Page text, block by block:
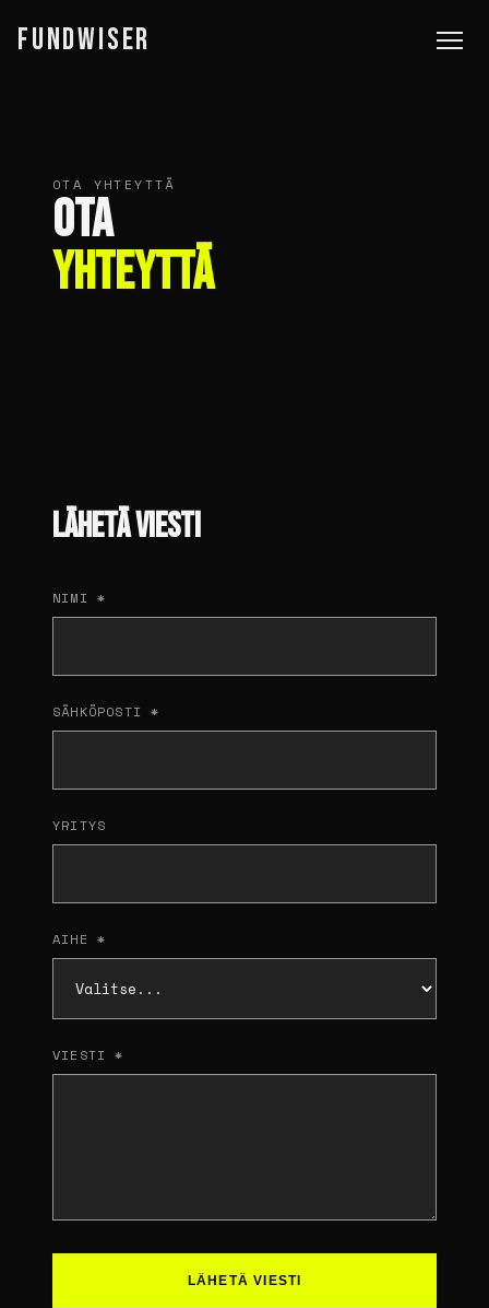
FUNDWISER
OTA YHTEYTTÄ
OTA
YHTEYTTÄ
LÄHETÄ VIESTI
NIMI *
SÄHKÖPOSTI *
YRITYS
AIHE *
VIESTI *
LÄHETÄ VIESTI